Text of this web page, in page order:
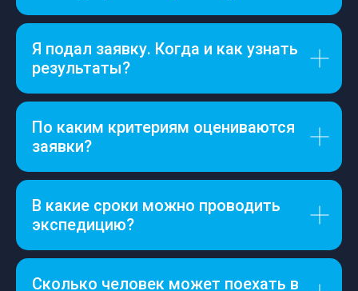
Я подал заявку. Когда и как узнать
результаты?
По каким критериям оцениваются
заявки?
В какие сроки можно проводить
экспедицию?
Сколько человек может поехать в